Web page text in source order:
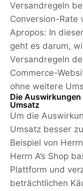
Versandregeln
Conversion-Rate
Apropos: In
geht es darum,
Versandregeln
Commerce-
ohne weitere
Die
Umsatz
Um die
Umsatz besser
Beispiel von
Herrn A’s Shop
Plattform und
beträchtlichen